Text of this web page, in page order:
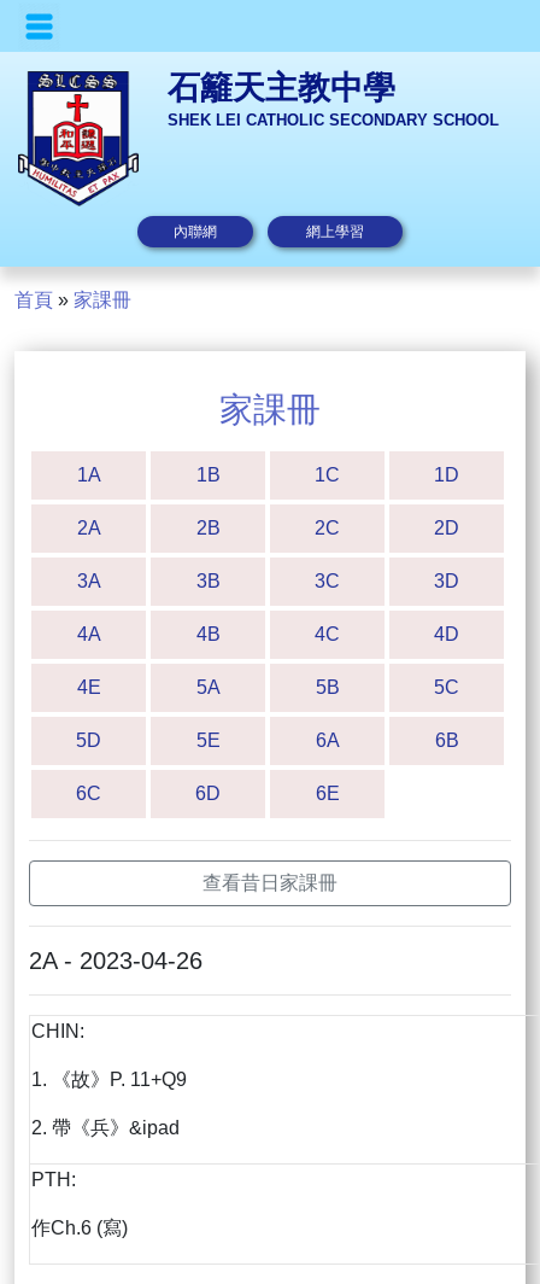
石籬天主教中學
SHEK LEI CATHOLIC SECONDARY SCHOOL
內聯網 網上學習
首頁 » 家課冊
家課冊
1A 1B 1C 1D
2A 2B 2C 2D
3A 3B 3C 3D
4A 4B 4C 4D
4E 5A 5B 5C
5D 5E 6A 6B
6C 6D 6E
查看昔日家課冊
2A - 2023-04-26
CHIN:
1. 《故》P. 11+Q9
2. 帶《兵》&ipad
PTH:
作Ch.6 (寫)